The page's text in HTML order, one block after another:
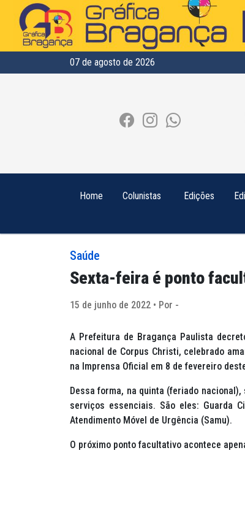
07 de agosto de 2026
Home Colunistas Edições
Saúde
Sexta-feira é ponto
15 de junho de 2022 • Por -
A Prefeitura de Bragança Paulista
nacional de Corpus Christi, celebrado
na Imprensa Oficial em 8 de fevereiro
Dessa forma, na quinta (feriado
serviços essenciais. São eles: Guarda
Atendimento Móvel de Urgência (Samu).
O próximo ponto facultativo acontece